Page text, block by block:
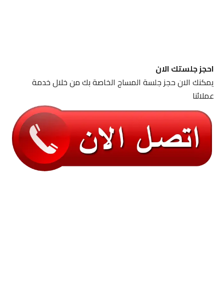
احجز جلستك الان
يمكنك الان حجز جلسة المساج الخاصة بك من خلال خدمة
عملائنا